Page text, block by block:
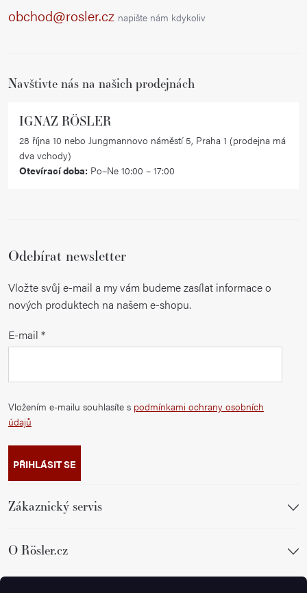
obchod@rosler.cz napište nám kdykoliv
Navštivte nás na našich prodejnách
IGNAZ RÖSLER
28 října 10 nebo Jungmannovo náměstí 5, Praha 1 (prodejna má
dva vchody)
Otevírací doba: Po–Ne 10:00 – 17:00
Odebírat newsletter
Vložte svůj e-mail a my vám budeme zasílat informace o
nových produktech na našem e-shopu.
E-mail
Vložením e-mailu souhlasíte s podmínkami ochrany osobních
údajů
PŘIHLÁSIT SE
Zákaznický servis
O Rösler.cz